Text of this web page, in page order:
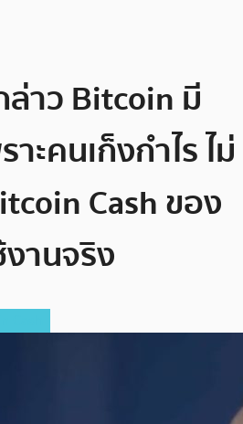
ล่าว Bitcoin มี
ะคนเก็งกำไร ไม่
Cash ของ
งานจริง